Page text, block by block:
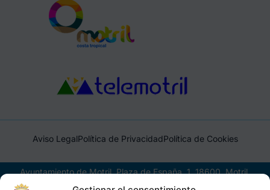
Aviso LegalPolítica de PrivacidadPolítica de Cookies
Ayuntamiento de Motril, Plaza de España, 1, 18600, Motril,
(Granada), CIF: P1814200J, DIR3: L01181400